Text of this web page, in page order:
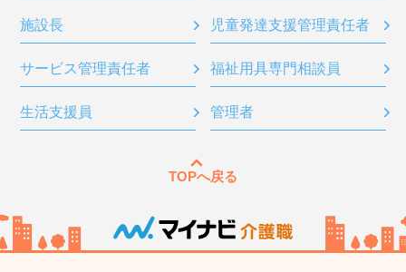
施設長 児童発達支援管理責任者
サービス管理責任者 福祉用具専門相談員
生活支援員 管理者
TOPへ戻る